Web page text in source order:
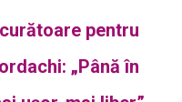
pentru
„Până în